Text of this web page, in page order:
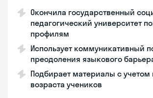
Окончила государственный
педагогический университет
профилям
Использует коммуникативный
преодоления языкового
Подбирает материалы с учетом
возраста учеников